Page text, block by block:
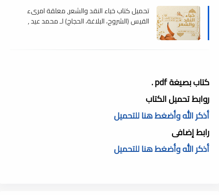
تحميل كتاب خباء النقد والشعر, معلقة امرىء
القيس (الشروح، البلاغة، الحجاج) لـ محمد عيد ,
كتاب بصيغة pdf .
روابط تحميل الكتاب
أذكر الله وأضغط هنا للتحميل
رابط إضافى
أذكر الله وأضغط هنا للتحميل